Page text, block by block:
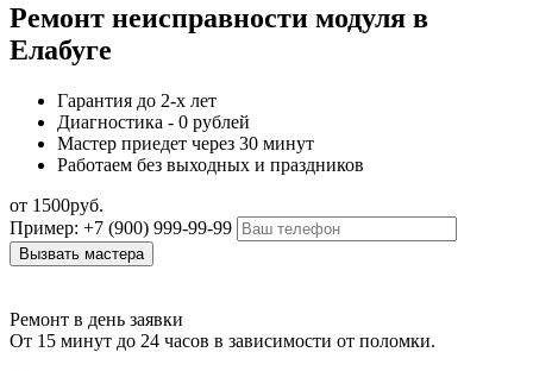
Ремонт неисправности модуля в
Елабуге
Гарантия до 2-х лет
Диагностика - 0 рублей
Мастер приедет через 30 минут
Работаем без выходных и праздников
от 1500руб.
Пример: +7 (900) 999-99-99
Ремонт в день заявки
От 15 минут до 24 часов в зависимости от поломки.